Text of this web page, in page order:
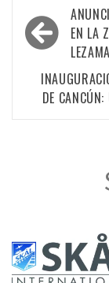
de
entradas
EN LA
LEZAMA
DE